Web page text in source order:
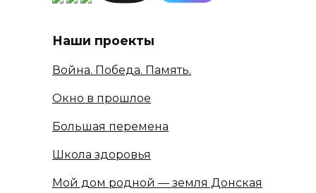
Наши проекты
Война. Победа. Память.
Окно в прошлое
Большая перемена
Школа здоровья
Мой дом родной — земля Донская